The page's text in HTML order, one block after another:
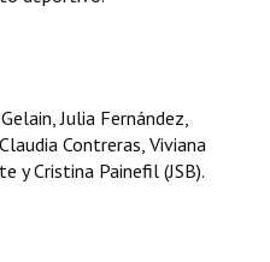
Julia Fernández,
Contreras, Viviana
y Cristina Painefil (JSB).